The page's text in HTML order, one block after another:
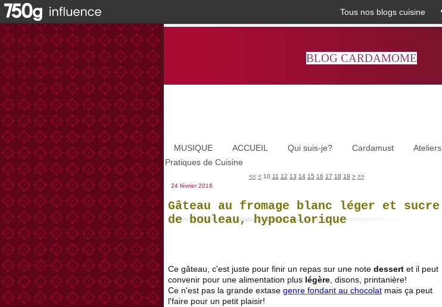
Tous nos blogs cuisine
BLOG CARDAMOME
MUSIQUE ACCUEIL Qui suis-je? Cardamust
Ateliers
Pratiques de Cuisine
<< < 10 11 12 13 14 15 16 17 18 19 > >>
24 février 2016
Gâteau au fromage blanc léger et sucre
de bouleau, hypocalorique
Ce gâteau, c'est juste pour finir un repas sur une note dessert et il peut
convenir pour une alimentation plus légère , disons, printanière!
Ce n'est pas la grande extase genre fondant au chocolat mais ça peut
l'faire pour un petit plaisir!